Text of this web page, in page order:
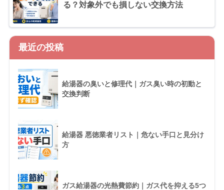
る？対象外でも損しない交換方法
最近の投稿
給湯器の臭いと修理代｜ガス臭い時の初動と
交換判断
給湯器 悪徳業者リスト｜危ない手口と見分け
方
ガス給湯器の光熱費節約｜ガス代を抑える5つ